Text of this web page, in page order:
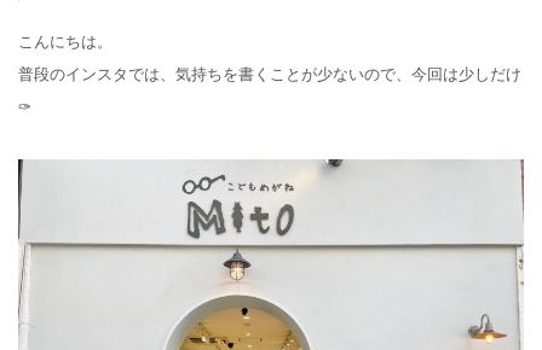
こんにちは。
普段のインスタでは、気持ちを書くことが少ないので、今回は少しだけ
✑